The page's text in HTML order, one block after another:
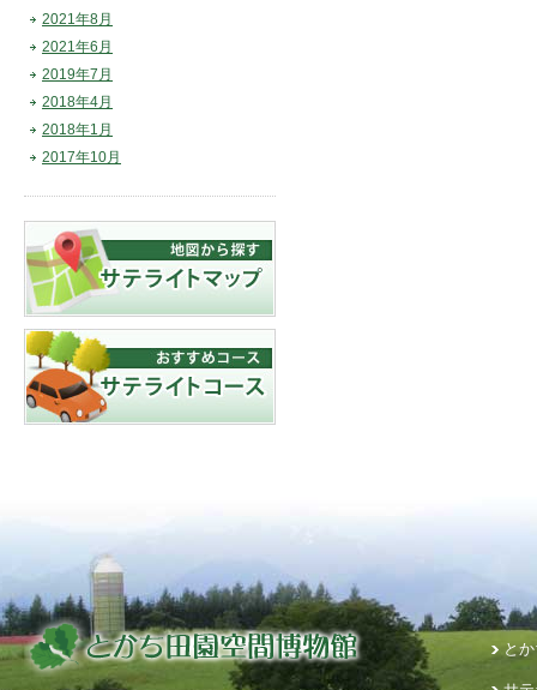
2021年8月
2021年6月
2019年7月
2018年4月
2018年1月
2017年10月
と